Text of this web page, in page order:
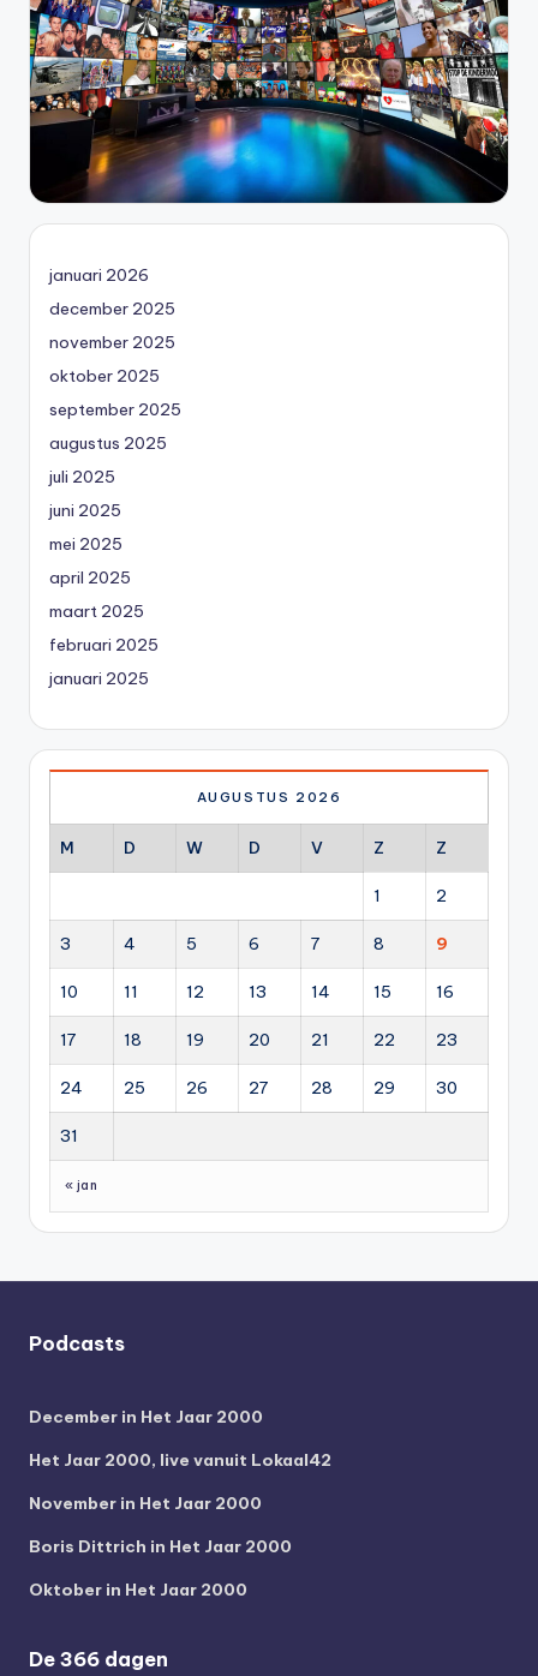
januari 2026
december 2025
november 2025
oktober 2025
september 2025
augustus 2025
juli 2025
juni 2025
mei 2025
april 2025
maart 2025
februari 2025
januari 2025
AUGUSTUS 2026
M D W D V Z Z
1 2
3 4 5 6 7 8 9
10 11 12 13 14 15 16
17 18 19 20 21 22 23
24 25 26 27 28 29 30
31
« jan
Podcasts
December in Het Jaar 2000
Het Jaar 2000, live vanuit Lokaal42
November in Het Jaar 2000
Boris Dittrich in Het Jaar 2000
Oktober in Het Jaar 2000
De 366 dagen